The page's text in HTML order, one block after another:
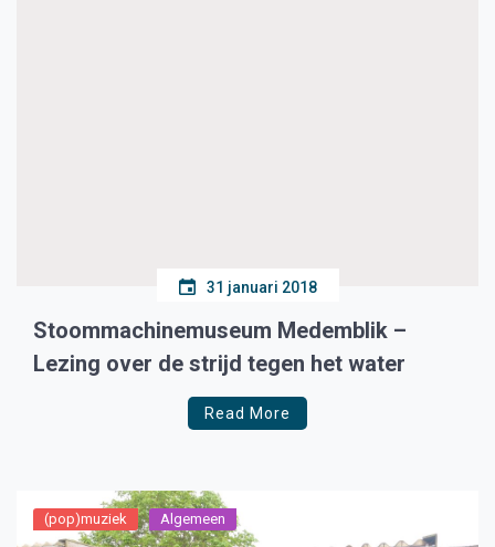
31 januari 2018
Stoommachinemuseum Medemblik –
Lezing over de strijd tegen het water
Read More
(pop)muziek Algemeen